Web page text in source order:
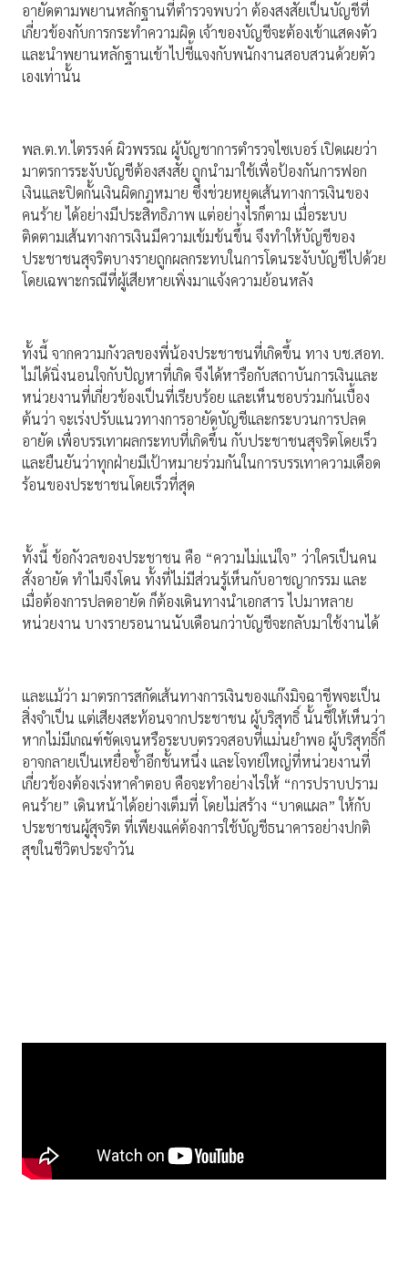
อายัดตามพยานหลักฐานที่ตำรวจพบว่า ต้องสงสัยเป็นบัญชีที่
เกี่ยวข้องกับการกระทำความผิด เจ้าของบัญชีจะต้องเข้าแสดงตัว
และนำพยานหลักฐานเข้าไปชี้แจงกับพนักงานสอบสวนด้วยตัว
เองเท่านั้น
พล.ต.ท.ไตรรงค์ ผิวพรรณ ผู้บัญชาการตำรวจไซเบอร์ เปิดเผยว่า
มาตรการระงับบัญชีต้องสงสัย ถูกนำมาใช้เพื่อป้องกันการฟอก
เงินและปิดกั้นเงินผิดกฎหมาย ซึ่งช่วยหยุดเส้นทางการเงินของ
คนร้าย ได้อย่างมีประสิทธิภาพ แต่อย่างไรก็ตาม เมื่อระบบ
ติดตามเส้นทางการเงินมีความเข้มข้นขึ้น จึงทำให้บัญชีของ
ประชาชนสุจริตบางรายถูกผลกระทบในการโดนระงับบัญชีไปด้วย
โดยเฉพาะกรณีที่ผู้เสียหายเพิ่งมาแจ้งความย้อนหลัง
ทั้งนี้ จากความกังวลของพี่น้องประชาชนที่เกิดขึ้น ทาง บช.สอท.
ไม่ได้นิ่งนอนใจกับปัญหาที่เกิด จึงได้หารือกับสถาบันการเงินและ
หน่วยงานที่เกี่ยวข้องเป็นที่เรียบร้อย และเห็นชอบร่วมกันเบื้อง
ต้นว่า จะเร่งปรับแนวทางการอายัดบัญชีและกระบวนการปลด
อายัด เพื่อบรรเทาผลกระทบที่เกิดขึ้น กับประชาชนสุจริตโดยเร็ว
และยืนยันว่าทุกฝ่ายมีเป้าหมายร่วมกันในการบรรเทาความเดือด
ร้อนของประชาชนโดยเร็วที่สุด
ทั้งนี้ ข้อกังวลของประชาชน คือ “ความไม่แน่ใจ” ว่าใครเป็นคน
สั่งอายัด ทำไมจึงโดน ทั้งที่ไม่มีส่วนรู้เห็นกับอาชญากรรม และ
เมื่อต้องการปลดอายัด ก็ต้องเดินทางนำเอกสาร ไปมาหลาย
หน่วยงาน บางรายรอนานนับเดือนกว่าบัญชีจะกลับมาใช้งานได้
และแม้ว่า มาตรการสกัดเส้นทางการเงินของแก๊งมิจฉาชีพจะเป็น
สิ่งจำเป็น แต่เสียงสะท้อนจากประชาชน ผู้บริสุทธิ์ นั้นชี้ให้เห็นว่า
หากไม่มีเกณฑ์ชัดเจนหรือระบบตรวจสอบที่แม่นยำพอ ผู้บริสุทธิ์ก็
อาจกลายเป็นเหยื่อซ้ำอีกชั้นหนึ่ง และโจทย์ใหญ่ที่หน่วยงานที่
เกี่ยวข้องต้องเร่งหาคำตอบ คือจะทำอย่างไรให้ “การปราบปราม
คนร้าย” เดินหน้าได้อย่างเต็มที่ โดยไม่สร้าง “บาดแผล” ให้กับ
ประชาชนผู้สุจริต ที่เพียงแค่ต้องการใช้บัญชีธนาคารอย่างปกติ
สุขในชีวิตประจำวัน